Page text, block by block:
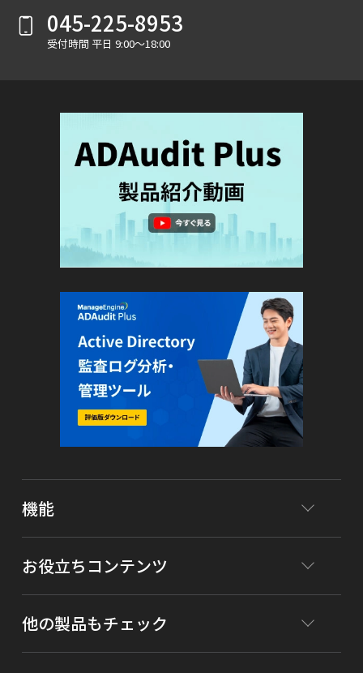
045-225-8953
受付時間 平日 9:00～18:00
機能
お役立ちコンテンツ
他の製品もチェック